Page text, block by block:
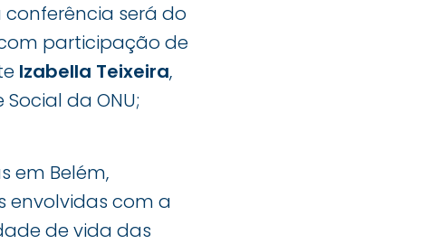
será do
participação de
Izabella Teixeira,
da ONU;
em Belém,
envolvidas com a
de vida das